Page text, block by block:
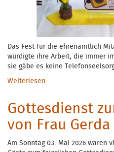
Das Fest für die ehrenamtlich
würdigte ihre Arbeit, die immer
sie gäbe es keine
Weiterlesen
Gottesdienst
von Frau
Am Sonntag 03. Mai 2026 waren